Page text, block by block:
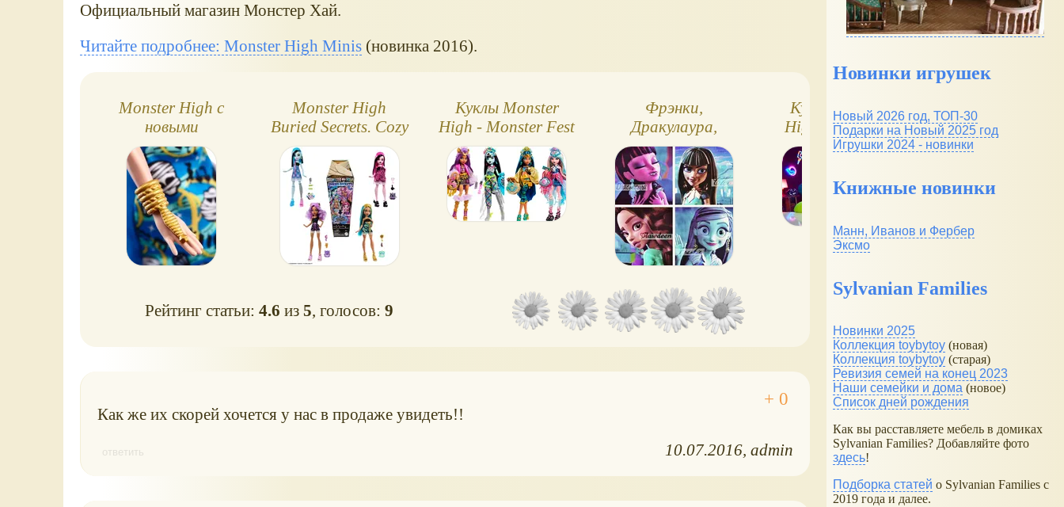
Официальный магазин Монстер Хай.
Читайте подробнее: Monster High Minis(новинка 2016).
Monster High с
новыми
"детскими" лицами
Monster High
Buried Secrets. Cozy
Creepover (серия 1)
и последующие
Куклы Monster
High - Monster Fest
- музыкальный
фестиваль!
Фрэнки,
Дракулаура,
Клодин и Клео
reboot
Куклы Monster
High Skulltimate
Secrets Series 3 -
Neon Frights
(неоновые), фото
Куклы Monster
High Haunt
Midnight
Рейтинг статьи:4.6 из5 , голосов:9
Как же их скорей хочется у нас в продаже увидеть!!
ответить 10.07.2016 admin
Новинки игрушек
Новый 2026 год, ТОП-30
Подарки на Новый 2025 год
Игрушки 2024 - новинки
Книжные новинки
Манн, Иванов и Фербер
Эксмо
Sylvanian Families
Новинки 2025
Коллекция toybytoy (новая)
Коллекция toybytoy (старая)
Ревизия семей на конец 2023
Наши семейки и дома (новое)
Список дней рождения
Как вы расставляете мебель в домиках
Sylvanian Families? Добавляйте фото
здесь!
Подборка статей о Sylvanian Families с
2019 года и далее.